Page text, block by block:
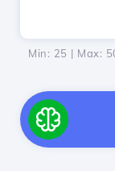
Min: 25 | Max: